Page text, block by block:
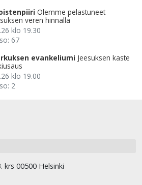
Olemme pelastuneet
veren hinnalla
klo 19.30
67
evankeliumi Jeesuksen kaste
klo 19.00
2
krs 00500 Helsinki